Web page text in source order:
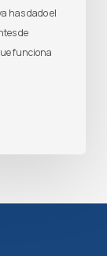
has dado el
de
funciona